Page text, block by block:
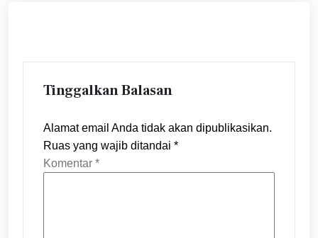
Tinggalkan Balasan
Alamat email Anda tidak akan dipublikasikan.
Ruas yang wajib ditandai *
Komentar *